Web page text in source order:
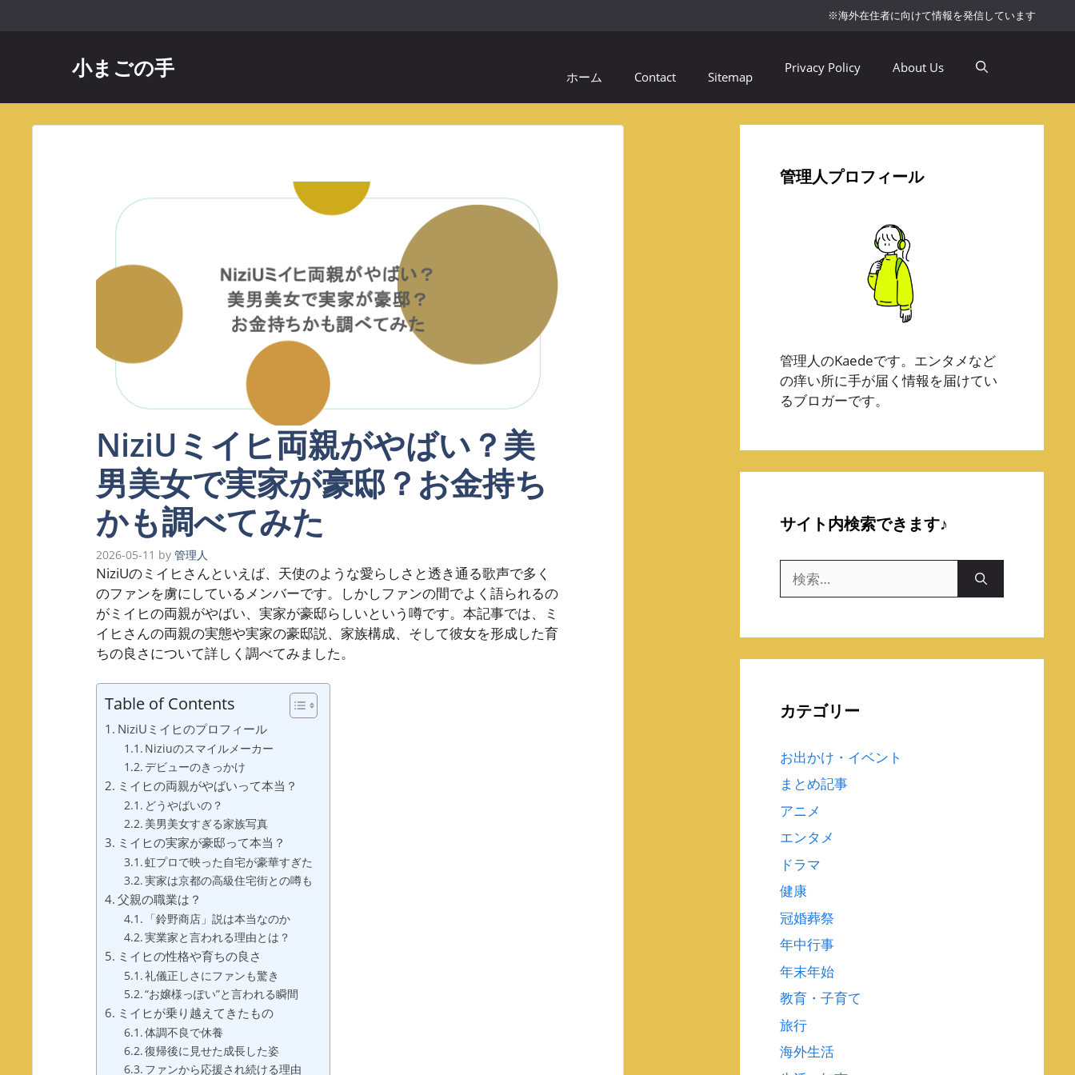
へ
※海外在住者に向けて情報を発信しています
小まごの手 ホーム Contact Sitemap
Privacy Policy About Us
NiziUミイヒ両親がやばい？美
男美女で実家が豪邸？お金持ち
かも調べてみた
2026-05-11 by 管理人
NiziUのミイヒさんといえば、天使のような愛らしさと透き通る歌声で多く
のファンを虜にしているメンバーです。しかしファンの間でよく語られるの
がミイヒの両親がやばい、実家が豪邸らしいという噂です。本記事では、ミ
イヒさんの両親の実態や実家の豪邸説、家族構成、そして彼女を形成した育
ちの良さについて詳しく調べてみました。
Table of Contents
NiziUミイヒのプロフィール
Niziuのスマイルメーカー
デビューのきっかけ
ミイヒの両親がやばいって本当？
どうやばいの？
美男美女すぎる家族写真
ミイヒの実家が豪邸って本当？
虹プロで映った自宅が豪華すぎた
実家は京都の高級住宅街との噂も
父親の職業は？
「鈴野商店」説は本当なのか
実業家と言われる理由とは？
ミイヒの性格や育ちの良さ
礼儀正しさにファンも驚き
“お嬢様っぽい”と言われる瞬間
ミイヒが乗り越えてきたもの
体調不良で休養
復帰後に見せた成長した姿
ファンから応援され続ける理由
管理人プロフィール
管理人のKaedeです。エンタメなど
の痒い所に手が届く情報を届けてい
るブロガーです。
サイト内検索できます♪
索:
カテゴリー
お出かけ・イベント
まとめ記事
アニメ
エンタメ
ドラマ
健康
冠婚葬祭
年中行事
年末年始
教育・子育て
旅行
海外生活